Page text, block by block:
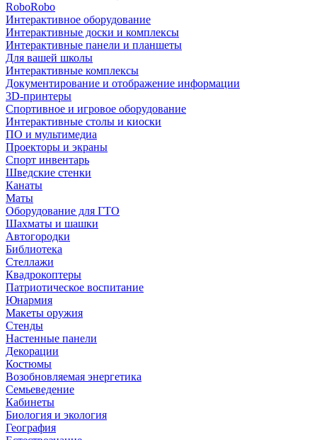
RoboRobo
Интерактивное оборудование
Интерактивные доски и комплексы
Интерактивные панели и планшеты
Для вашей школы
Интерактивные комплексы
Документирование и отображение информации
3D-принтеры
Спортивное и игровое оборудование
Интерактивные столы и киоски
ПО и мультимедиа
Проекторы и экраны
Спорт инвентарь
Шведские стенки
Канаты
Маты
Оборудование для ГТО
Шахматы и шашки
Автогородки
Библиотека
Стеллажи
Квадрокоптеры
Патриотическое воспитание
Юнармия
Макеты оружия
Стенды
Настенные панели
Декорации
Костюмы
Возобновляемая энергетика
Семьеведение
Кабинеты
Биология и экология
География